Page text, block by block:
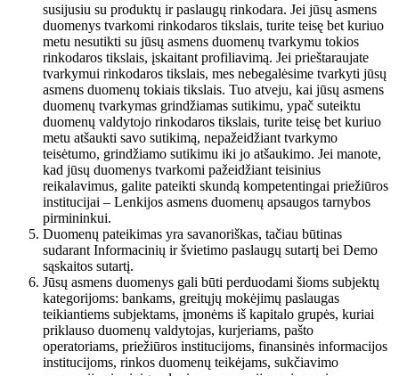
susijusiu su produktų ir paslaugų rinkodara. Jei jūsų asmens
duomenys tvarkomi rinkodaros tikslais, turite teisę bet kuriuo
metu nesutikti su jūsų asmens duomenų tvarkymu tokios
rinkodaros tikslais, įskaitant profiliavimą. Jei prieštaraujate
tvarkymui rinkodaros tikslais, mes nebegalėsime tvarkyti jūsų
asmens duomenų tokiais tikslais. Tuo atveju, kai jūsų asmens
duomenų tvarkymas grindžiamas sutikimu, ypač suteiktu
duomenų valdytojo rinkodaros tikslais, turite teisę bet kuriuo
metu atšaukti savo sutikimą, nepažeidžiant tvarkymo
teisėtumo, grindžiamo sutikimu iki jo atšaukimo. Jei manote,
kad jūsų duomenys tvarkomi pažeidžiant teisinius
reikalavimus, galite pateikti skundą kompetentingai priežiūros
institucijai – Lenkijos asmens duomenų apsaugos tarnybos
pirmininkui.
Duomenų pateikimas yra savanoriškas, tačiau būtinas
sudarant Informacinių ir švietimo paslaugų sutartį bei Demo
sąskaitos sutartį.
Jūsų asmens duomenys gali būti perduodami šioms subjektų
kategorijoms: bankams, greitųjų mokėjimų paslaugas
teikiantiems subjektams, įmonėms iš kapitalo grupės, kuriai
priklauso duomenų valdytojas, kurjeriams, pašto
operatoriams, priežiūros institucijoms, finansinės informacijos
institucijoms, rinkos duomenų teikėjams, sukčiavimo